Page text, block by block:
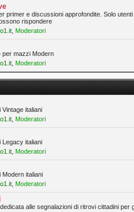
primer e discussioni approfondite. Solo
rispondere
Moderatori
per mazzi Modern
Moderatori
Vintage italiani
Moderatori
Legacy italiani
Moderatori
Modern italiani
Moderatori
alle segnalazioni di ritrovi cittadini per